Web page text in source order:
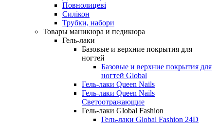
Повнолицеві
Силікон
Трубки, набори
Товары маникюра и педикюра
Гель-лаки
Базовые и верхние покрытия для
ногтей
Базовые и верхние покрытия для
ногтей Global
Гель-лаки Queen Nails
Гель-лаки Queen Nails
Светоотражающие
Гель-лаки Global Fashion
Гель-лаки Global Fashion 24D